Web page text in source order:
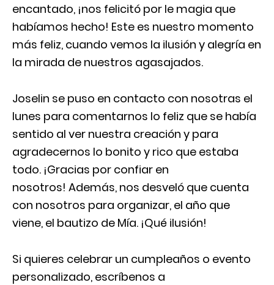
encantado, ¡nos felicitó por le magia que
habíamos hecho! Este es nuestro momento
más feliz, cuando vemos la ilusión y alegría en
la mirada de nuestros agasajados.
Joselin se puso en contacto con nosotras el
lunes para comentarnos lo feliz que se había
sentido al ver nuestra creación y para
agradecernos lo bonito y rico que estaba
todo. ¡Gracias por confiar en
nosotros! Además, nos desveló que cuenta
con nosotros para organizar, el año que
viene, el bautizo de Mía. ¡Qué ilusión!
Si quieres celebrar un cumpleaños o evento
personalizado, escríbenos a